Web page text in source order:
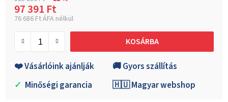
97 391 Ft
76 686 Ft ÁFA nélkül
KOSÁRBA
❤️ Vásárlóink ajánlják
🚚 Gyors szállítás
✓ Minőségi garancia 🇭🇺 Magyar webshop